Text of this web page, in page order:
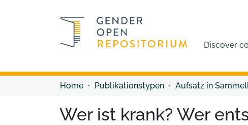
Discover
Home Publikationstypen Aufsatz in
Wer ist krank? Wer